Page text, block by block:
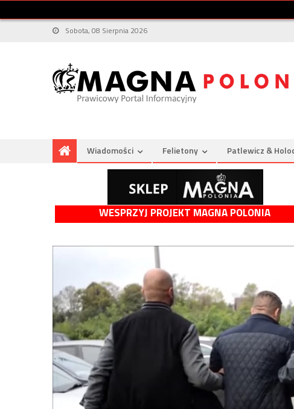
Sobota, 08 Sierpnia 2026
Wiadomości Felietony Patlewicz &
WESPRZYJ PROJEKT MAGNA POLONIA